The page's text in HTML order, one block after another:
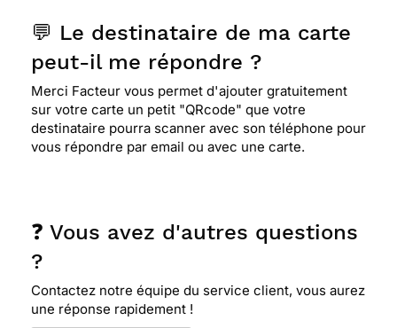
💬 Le destinataire de ma carte
peut-il me répondre ?
Merci Facteur vous permet d'ajouter gratuitement
sur votre carte un petit "QRcode" que votre
destinataire pourra scanner avec son téléphone pour
vous répondre par email ou avec une carte.
❓ Vous avez d'autres questions
?
Contactez notre équipe du service client, vous aurez
une réponse rapidement !